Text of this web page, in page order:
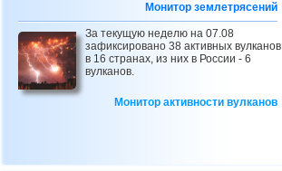
3,2...3,4
33 Румыния 3,2...3,4 2
34 Центральная Америка
35 Африка 3,3 1
Монитор землетрясений
За текущую неделю на 07.08
зафиксировано 38 активных вулканов
в 16 странах, из них в России - 6
вулканов.
Монитор активности вулканов